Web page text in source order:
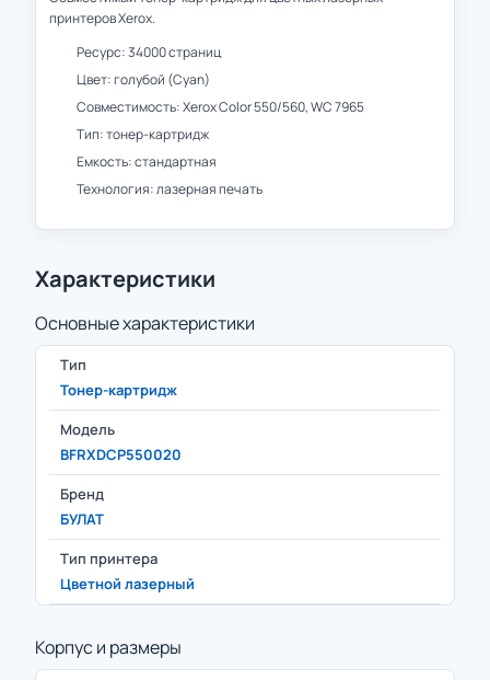
принтеров Xerox.
Ресурс: 34000 страниц
Цвет: голубой (Cyan)
Совместимость: Xerox Color 550/560, WC 7965
Тип: тонер-картридж
Емкость: стандартная
Технология: лазерная печать
Характеристики
Основные характеристики
Тип
Тонер-картридж
Модель
BFRXDCP550020
Бренд
БУЛАТ
Тип принтера
Цветной лазерный
Корпус и размеры